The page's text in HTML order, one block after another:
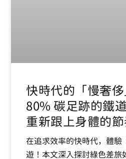
快時代的「慢奢
80% 碳足跡的鐵
重新跟上身體的節
在追求效率的快時代，體驗
遊！本文深入探討綠色差旅